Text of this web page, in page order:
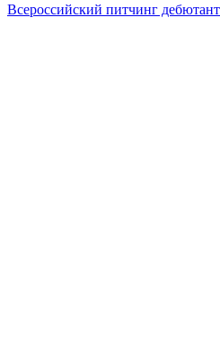
Всероссийский питчинг